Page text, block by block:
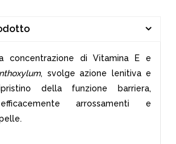
concentrazione di Vitamina E e
, svolge azione lenitiva e
della funzione barriera,
arrossamenti e